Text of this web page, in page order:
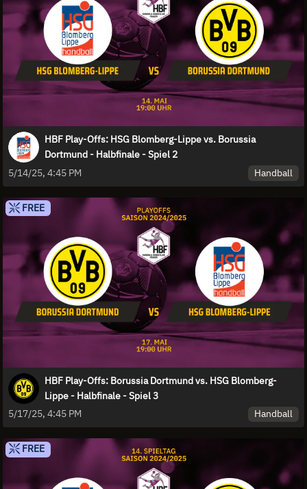
HBF Play-Offs: HSG Blomberg-Lippe vs. Borussia
Dortmund - Halbfinale - Spiel 2
5/14/25, 4:45 PM
Handball
FREE
HBF Play-Offs: Borussia Dortmund vs. HSG Blomberg-
Lippe - Halbfinale - Spiel 3
5/17/25, 4:45 PM
Handball
FREE